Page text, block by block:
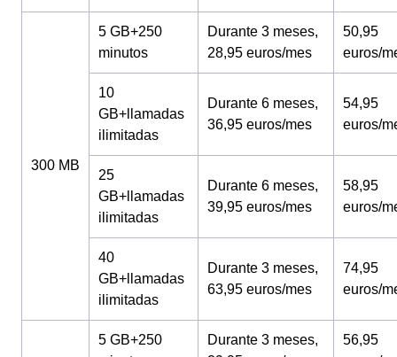
300 MB
5 GB+250
minutos
Durante 3 meses,
28,95 euros/mes
50,95
euros/
10
GB+llamadas
ilimitadas
Durante 6 meses,
36,95 euros/mes
54,95
euros/
25
GB+llamadas
ilimitadas
Durante 6 meses,
39,95 euros/mes
58,95
euros/
40
GB+llamadas
ilimitadas
Durante 3 meses,
63,95 euros/mes
74,95
euros/
5 GB+250
Durante 3 meses,
56,95